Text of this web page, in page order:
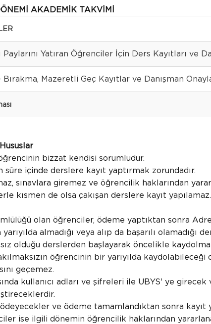
AKADEMİK TAKVİMİ
Yatıran Öğrenciler İçin Ders Kayıtları ve
Mazeretli Geç Kayıtlar ve Danışman
bizzat kendisi sorumludur.
içinde derslere kayıt yaptırmak zorundadır.
sınavlara giremez ve öğrencilik haklarından
kısmen de olsa çakışan derslere kayıt
olan öğrenciler, ödeme yaptıktan sonra
almadığı veya alıp da başarılı olamadığı
olduğu derslerden başlayarak öncelikle
öğrencinin bir yarıyılda
geçemez.
kullanıcı adları ve şifreleri ile UBYS' ye girecek
ve ödeme tamamlandıktan sonra
ise ilgili dönemin öğrencilik haklarından